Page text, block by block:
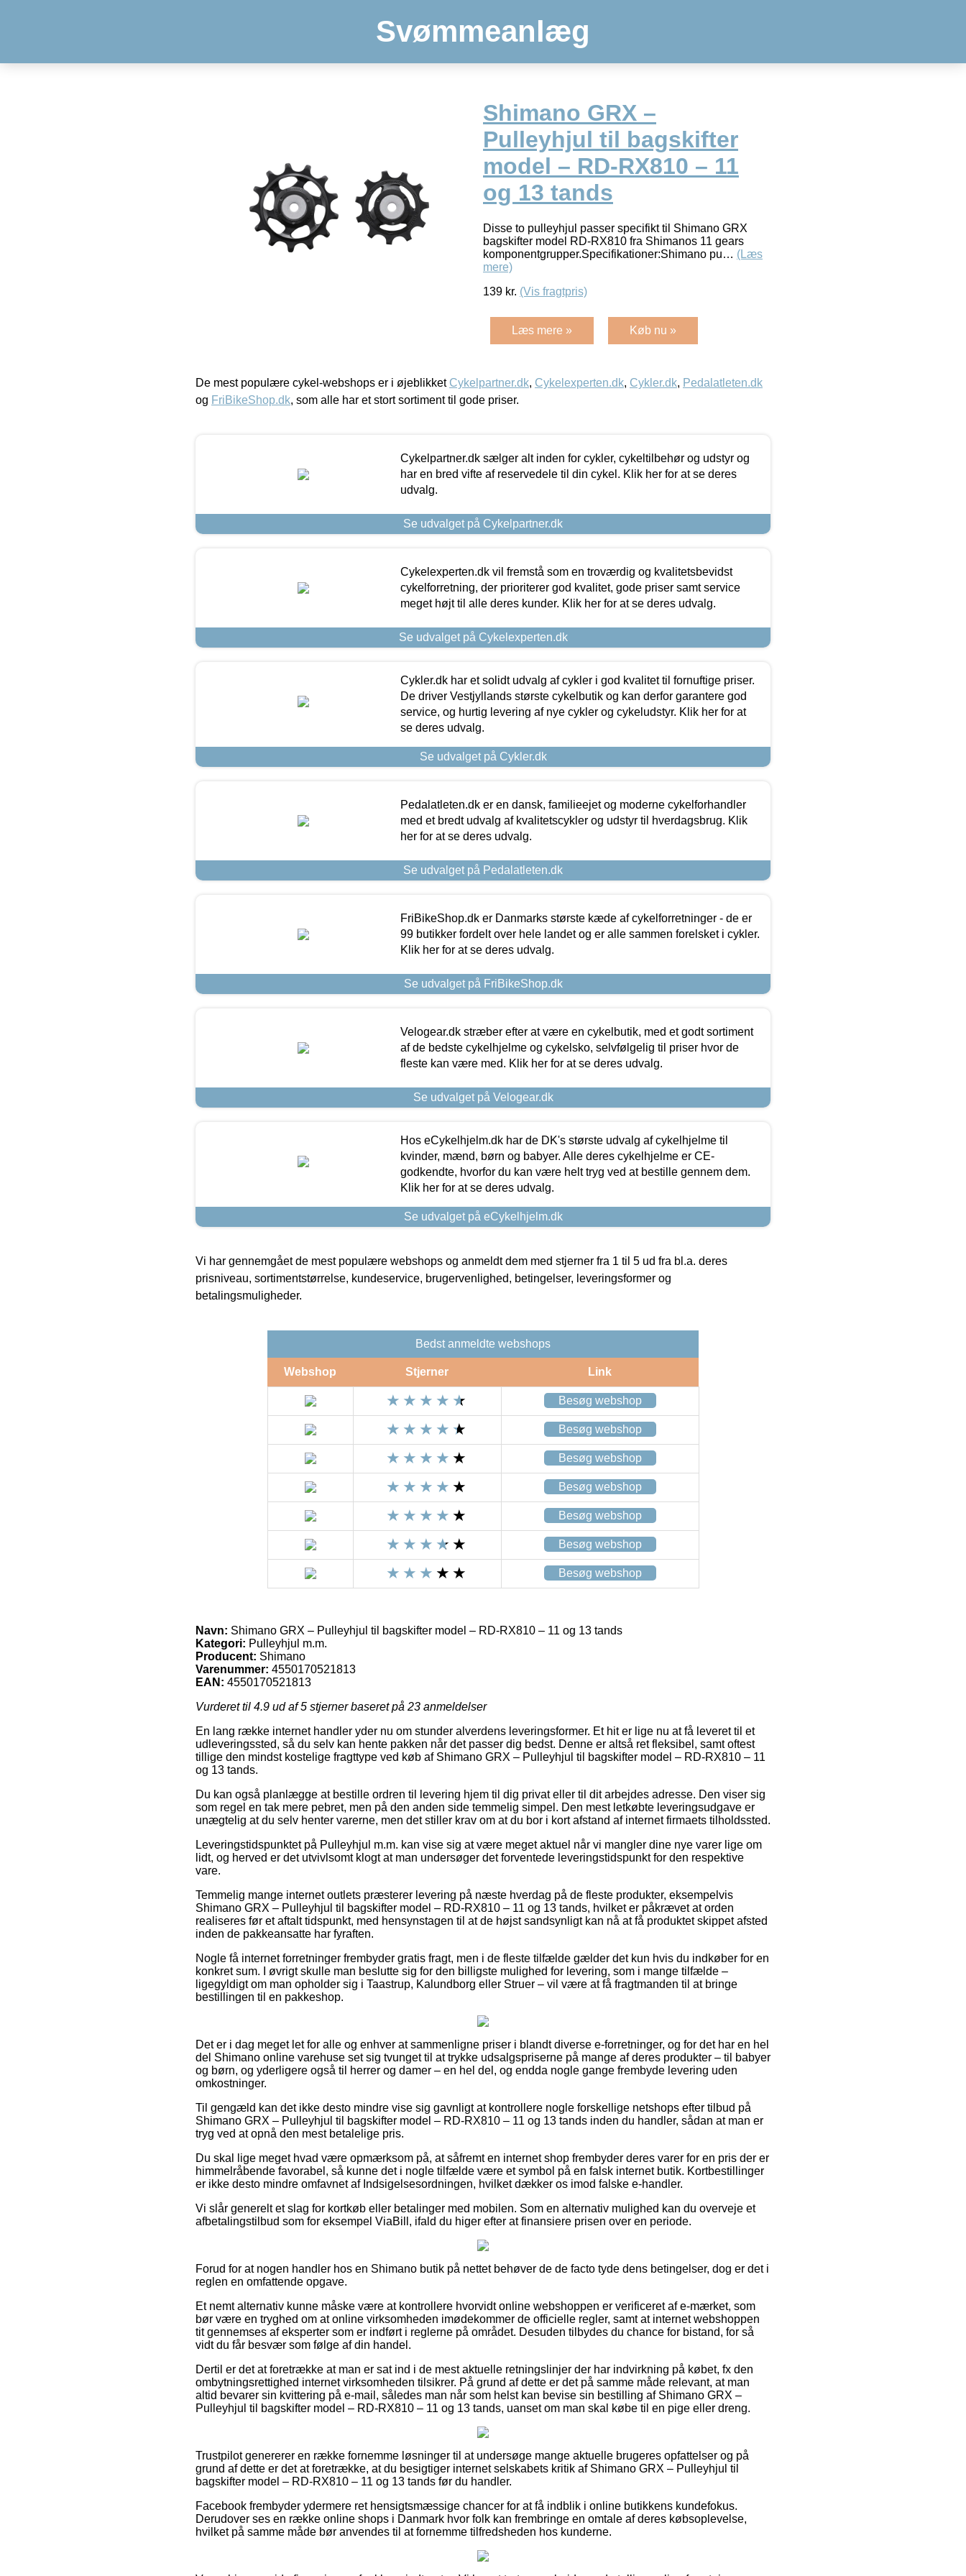
Svømmeanlæg
Shimano GRX –
Pulleyhjul til bagskifter
model – RD-RX810 – 11
og 13 tands
Disse to pulleyhjul passer specifikt til Shimano GRX
bagskifter model RD-RX810 fra Shimanos 11 gears
komponentgrupper.Specifikationer:Shimano pu… (Læs
mere)
139 kr. (Vis fragtpris)
Læs mere » Køb nu »
De mest populære cykel-webshops er i øjeblikket Cykelpartner.dk, Cykelexperten.dk, Cykler.dk, Pedalatleten.dk
og FriBikeShop.dk, som alle har et stort sortiment til gode priser.
Cykelpartner.dk sælger alt inden for cykler, cykeltilbehør og udstyr og
har en bred vifte af reservedele til din cykel. Klik her for at se deres
udvalg.
Se udvalget på Cykelpartner.dk
Cykelexperten.dk vil fremstå som en troværdig og kvalitetsbevidst
cykelforretning, der prioriterer god kvalitet, gode priser samt service
meget højt til alle deres kunder. Klik her for at se deres udvalg.
Se udvalget på Cykelexperten.dk
Cykler.dk har et solidt udvalg af cykler i god kvalitet til fornuftige priser.
De driver Vestjyllands største cykelbutik og kan derfor garantere god
service, og hurtig levering af nye cykler og cykeludstyr. Klik her for at
se deres udvalg.
Se udvalget på Cykler.dk
Pedalatleten.dk er en dansk, familieejet og moderne cykelforhandler
med et bredt udvalg af kvalitetscykler og udstyr til hverdagsbrug. Klik
her for at se deres udvalg.
Se udvalget på Pedalatleten.dk
FriBikeShop.dk er Danmarks største kæde af cykelforretninger - de er
99 butikker fordelt over hele landet og er alle sammen forelsket i cykler.
Klik her for at se deres udvalg.
Se udvalget på FriBikeShop.dk
Velogear.dk stræber efter at være en cykelbutik, med et godt sortiment
af de bedste cykelhjelme og cykelsko, selvfølgelig til priser hvor de
fleste kan være med. Klik her for at se deres udvalg.
Se udvalget på Velogear.dk
Hos eCykelhjelm.dk har de DK's største udvalg af cykelhjelme til
kvinder, mænd, børn og babyer. Alle deres cykelhjelme er CE-
godkendte, hvorfor du kan være helt tryg ved at bestille gennem dem.
Klik her for at se deres udvalg.
Se udvalget på eCykelhjelm.dk
Vi har gennemgået de mest populære webshops og anmeldt dem med stjerner fra 1 til 5 ud fra bl.a. deres
prisniveau, sortimentstørrelse, kundeservice, brugervenlighed, betingelser, leveringsformer og
betalingsmuligheder.
Bedst anmeldte webshops
Webshop Stjerner Link
Besøg webshop
Besøg webshop
Besøg webshop
Besøg webshop
Besøg webshop
Besøg webshop
Besøg webshop
Navn: Shimano GRX – Pulleyhjul til bagskifter model – RD-RX810 – 11 og 13 tands
Kategori: Pulleyhjul m.m.
Producent: Shimano
Varenummer: 4550170521813
EAN: 4550170521813
Vurderet til 4.9 ud af 5 stjerner baseret på 23 anmeldelser
En lang række internet handler yder nu om stunder alverdens leveringsformer. Et hit er lige nu at få leveret til et
udleveringssted, så du selv kan hente pakken når det passer dig bedst. Denne er altså ret fleksibel, samt oftest
tillige den mindst kostelige fragttype ved køb af Shimano GRX – Pulleyhjul til bagskifter model – RD-RX810 – 11
og 13 tands.
Du kan også planlægge at bestille ordren til levering hjem til dig privat eller til dit arbejdes adresse. Den viser sig
som regel en tak mere pebret, men på den anden side temmelig simpel. Den mest letkøbte leveringsudgave er
unægtelig at du selv henter varerne, men det stiller krav om at du bor i kort afstand af internet firmaets tilholdssted.
Leveringstidspunktet på Pulleyhjul m.m. kan vise sig at være meget aktuel når vi mangler dine nye varer lige om
lidt, og herved er det utvivlsomt klogt at man undersøger det forventede leveringstidspunkt for den respektive
vare.
Temmelig mange internet outlets præsterer levering på næste hverdag på de fleste produkter, eksempelvis
Shimano GRX – Pulleyhjul til bagskifter model – RD-RX810 – 11 og 13 tands, hvilket er påkrævet at orden
realiseres før et aftalt tidspunkt, med hensynstagen til at de højst sandsynligt kan nå at få produktet skippet afsted
inden de pakkeansatte har fyraften.
Nogle få internet forretninger frembyder gratis fragt, men i de fleste tilfælde gælder det kun hvis du indkøber for en
konkret sum. I øvrigt skulle man beslutte sig for den billigste mulighed for levering, som i mange tilfælde –
ligegyldigt om man opholder sig i Taastrup, Kalundborg eller Struer – vil være at få fragtmanden til at bringe
bestillingen til en pakkeshop.
Det er i dag meget let for alle og enhver at sammenligne priser i blandt diverse e-forretninger, og for det har en hel
del Shimano online varehuse set sig tvunget til at trykke udsalgspriserne på mange af deres produkter – til babyer
og børn, og yderligere også til herrer og damer – en hel del, og endda nogle gange frembyde levering uden
omkostninger.
Til gengæld kan det ikke desto mindre vise sig gavnligt at kontrollere nogle forskellige netshops efter tilbud på
Shimano GRX – Pulleyhjul til bagskifter model – RD-RX810 – 11 og 13 tands inden du handler, sådan at man er
tryg ved at opnå den mest betalelige pris.
Du skal lige meget hvad være opmærksom på, at såfremt en internet shop frembyder deres varer for en pris der er
himmelråbende favorabel, så kunne det i nogle tilfælde være et symbol på en falsk internet butik. Kortbestillinger
er ikke desto mindre omfavnet af Indsigelsesordningen, hvilket dækker os imod falske e-handler.
Vi slår generelt et slag for kortkøb eller betalinger med mobilen. Som en alternativ mulighed kan du overveje et
afbetalingstilbud som for eksempel ViaBill, ifald du higer efter at finansiere prisen over en periode.
Forud for at nogen handler hos en Shimano butik på nettet behøver de de facto tyde dens betingelser, dog er det i
reglen en omfattende opgave.
Et nemt alternativ kunne måske være at kontrollere hvorvidt online webshoppen er verificeret af e-mærket, som
bør være en tryghed om at online virksomheden imødekommer de officielle regler, samt at internet webshoppen
tit gennemses af eksperter som er indført i reglerne på området. Desuden tilbydes du chance for bistand, for så
vidt du får besvær som følge af din handel.
Dertil er det at foretrække at man er sat ind i de mest aktuelle retningslinjer der har indvirkning på købet, fx den
ombytningsrettighed internet virksomheden tilsikrer. På grund af dette er det på samme måde relevant, at man
altid bevarer sin kvittering på e-mail, således man når som helst kan bevise sin bestilling af Shimano GRX –
Pulleyhjul til bagskifter model – RD-RX810 – 11 og 13 tands, uanset om man skal købe til en pige eller dreng.
Trustpilot genererer en række fornemme løsninger til at undersøge mange aktuelle brugeres opfattelser og på
grund af dette er det at foretrække, at du besigtiger internet selskabets kritik af Shimano GRX – Pulleyhjul til
bagskifter model – RD-RX810 – 11 og 13 tands før du handler.
Facebook frembyder ydermere ret hensigtsmæssige chancer for at få indblik i online butikkens kundefokus.
Derudover ses en række online shops i Danmark hvor folk kan frembringe en omtale af deres købsoplevelse,
hvilket på samme måde bør anvendes til at fornemme tilfredsheden hos kunderne.